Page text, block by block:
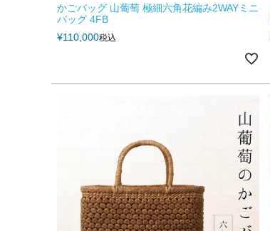
かごバッグ 山葡萄 極細六角花編み2WAYミニ
バッグ 4FB
¥110,000税込